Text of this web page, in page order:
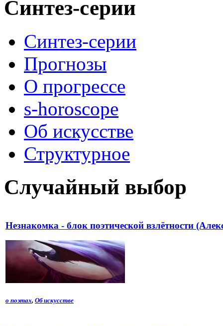
Синтез-серии
Синтез-серии
Прогнозы
О прогрессе
s-horoscope
Об искусстве
Структурное
Случайный выбор
Незнакомка - блок поэтической взлётности
о поэтах, Об искусстве